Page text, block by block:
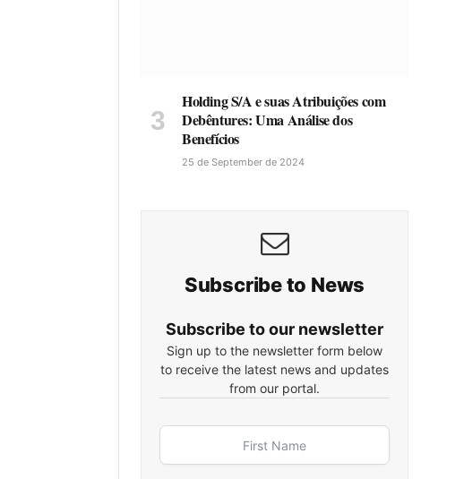
Holding S/A e suas Atribuições com
Debêntures: Uma Análise dos
Benefícios
25 de September de 2024
Subscribe to News
Subscribe to our newsletter
Sign up to the newsletter form below
to receive the latest news and updates
from our portal.